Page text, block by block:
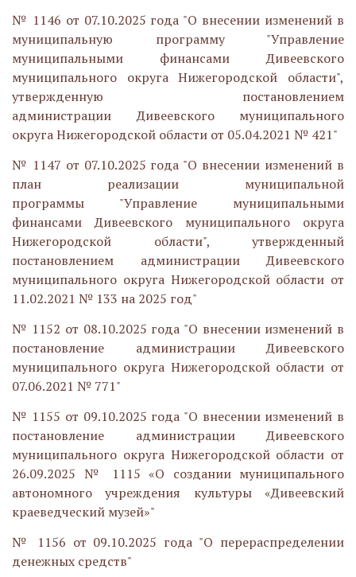
№ 1146 от 07.10.2025 года "О внесении изменений в
муниципальную программу "Управление
муниципальными финансами Дивеевского
муниципального округа Нижегородской области",
утвержденную постановлением
администрации Дивеевского муниципального
округа Нижегородской области от 05.04.2021 № 421"
№ 1147 от 07.10.2025 года "О внесении изменений в
план реализации муниципальной
программы "Управление муниципальными
финансами Дивеевского муниципального округа
Нижегородской области", утвержденный
постановлением администрации Дивеевского
муниципального округа Нижегородской области от
11.02.2021 № 133 на 2025 год"
№ 1152 от 08.10.2025 года "О внесении изменений в
постановление администрации Дивеевского
муниципального округа Нижегородской области от
07.06.2021 № 771"
№ 1155 от 09.10.2025 года "О внесении изменений в
постановление администрации Дивеевского
муниципального округа Нижегородской области от
26.09.2025 № 1115 «О создании муниципального
автономного учреждения культуры «Дивеевский
краеведческий музей»"
№ 1156 от 09.10.2025 года "О перераспределении
денежных средств"